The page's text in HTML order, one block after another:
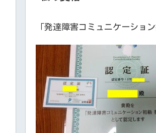
「発達障害コミュニケーション